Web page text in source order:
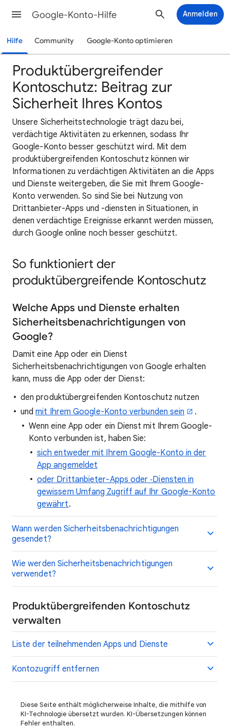
Google-Konto-Hilfe Anmelden
Hilfe Community Google-Konto optimieren
Produktübergreifender
Kontoschutz: Beitrag zur
Sicherheit Ihres Kontos
Unsere Sicherheitstechnologie trägt dazu bei,
verdächtige Aktivitäten zu erkennen, sodass Ihr
Google-Konto besser geschützt wird. Mit dem
produktübergreifenden Kontoschutz können wir
Informationen zu verdächtigen Aktivitäten an die Apps
und Dienste weitergeben, die Sie mit Ihrem Google-
Konto verwenden. So sind Sie bei Nutzung von
Drittanbieter-Apps und -diensten in Situationen, in
denen verdächtige Ereignisse erkannt werden müssen,
durch Google online noch besser geschützt.
So funktioniert der
produktübergreifende Kontoschutz
Welche Apps und Dienste erhalten
Sicherheitsbenachrichtigungen von
Google?
Damit eine App oder ein Dienst
Sicherheitsbenachrichtigungen von Google erhalten
kann, muss die App oder der Dienst:
den produktübergreifenden Kontoschutz nutzen
undmit Ihrem Google-Konto verbunden sein
.
Wenn eine App oder ein Dienst mit Ihrem Google-
Konto verbunden ist, haben Sie:
sich entweder mit Ihrem Google-Konto in der
App angemeldet
oder Drittanbieter-Apps oder ‑Diensten in
gewissem Umfang Zugriff auf Ihr Google-Konto
gewährt.
Wann werden Sicherheitsbenachrichtigungen
gesendet?
Wie werden Sicherheitsbenachrichtigungen
verwendet?
Produktübergreifenden Kontoschutz
verwalten
Liste der teilnehmenden Apps und Dienste
Kontozugriff entfernen
Diese Seite enthält möglicherweise Inhalte, die mithilfe von
KI-Technologie übersetzt wurden. KI-Übersetzungen können
Fehler enthalten.